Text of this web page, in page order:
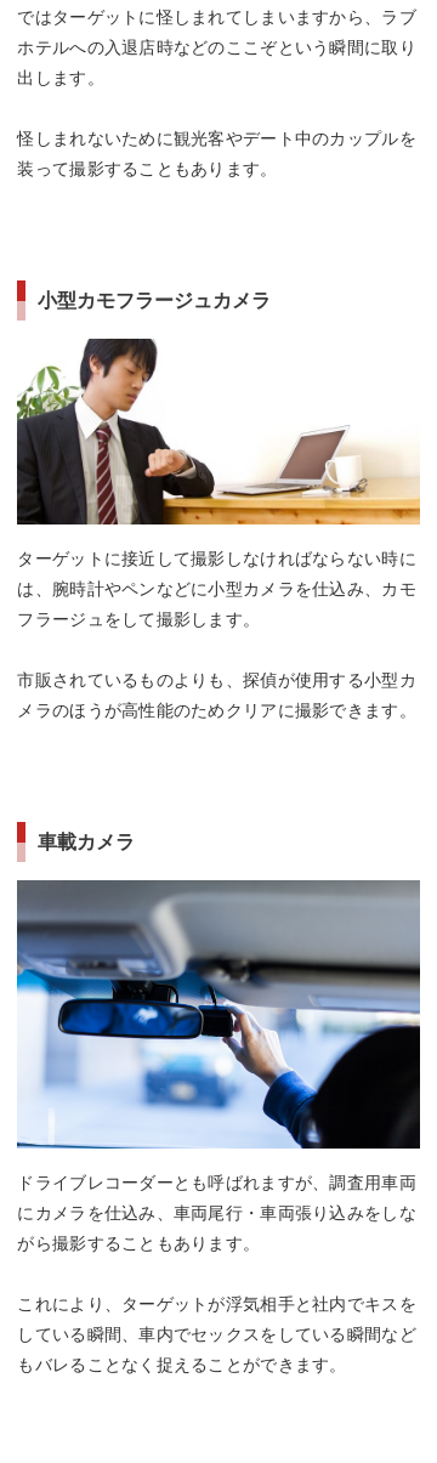
ではターゲットに怪しまれてしまいますから、ラブ
ホテルへの入退店時などのここぞという瞬間に取り
出します。
怪しまれないために観光客やデート中のカップルを
装って撮影することもあります。
小型カモフラージュカメラ
ターゲットに接近して撮影しなければならない時に
は、腕時計やペンなどに小型カメラを仕込み、カモ
フラージュをして撮影します。
市販されているものよりも、探偵が使用する小型カ
メラのほうが高性能のためクリアに撮影できます。
車載カメラ
ドライブレコーダーとも呼ばれますが、調査用車両
にカメラを仕込み、車両尾行・車両張り込みをしな
がら撮影することもあります。
これにより、ターゲットが浮気相手と社内でキスを
している瞬間、車内でセックスをしている瞬間など
もバレることなく捉えることができます。